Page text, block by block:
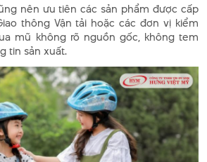
nên ưu tiên các sản phẩm được cấp
thông Vận tải hoặc các đơn vị kiểm
mũ không rõ nguồn gốc, không tem
tin sản xuất.